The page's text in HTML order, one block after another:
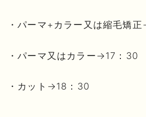
・パーマ+カラー又は縮毛矯
・パーマ又はカラー→17：30
・カット→18：30